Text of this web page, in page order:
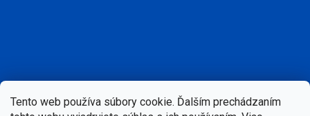
Tento web používa súbory cookie. Ďalším prechádzaním